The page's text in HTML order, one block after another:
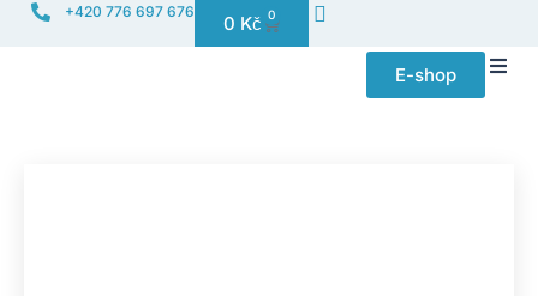
+420 776 697 676
0 Kč 0
E-shop